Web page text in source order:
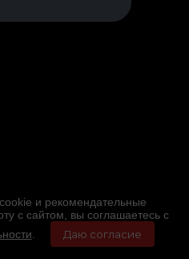
и рекомендательные
с сайтом, вы соглашаетесь с
Даю согласие